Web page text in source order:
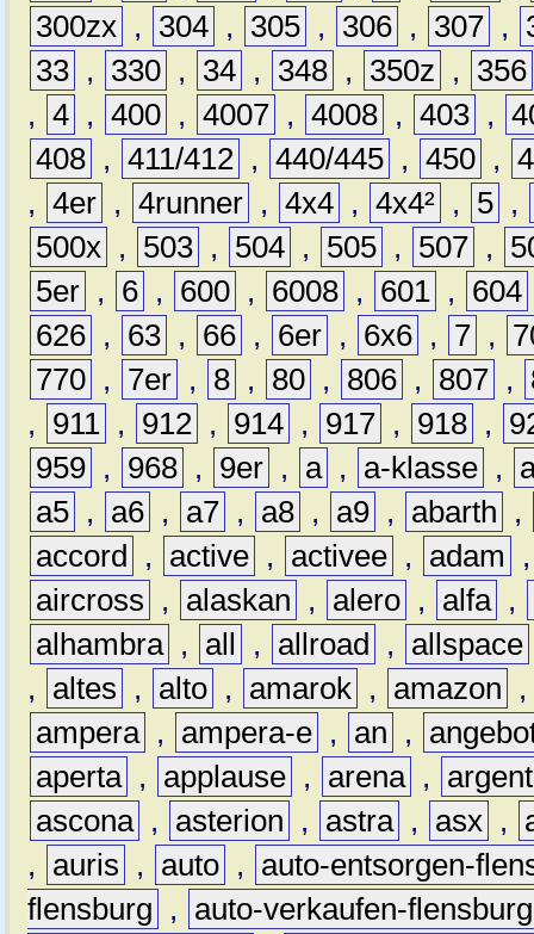
300zx , 304 , 305 , 306 , 307 ,
33 , 330 , 34 , 348 , 350z ,
356
, 4 , 400 , 4007 , 4008 , 403 ,
408 , 411/412 , 440/445 , 450 ,
, 4er , 4runner , 4x4 , 4x4² , 5 ,
500x , 503 , 504 , 505 , 507 ,
5er , 6 , 600 , 6008 , 601 , 604
626 , 63 , 66 , 6er , 6x6 , 7 ,
770 , 7er , 8 , 80 , 806 , 807 ,
,
911 , 912 , 914 , 917 , 918 ,
959 , 968 , 9er , a , a-klasse ,
a5 , a6 , a7 , a8 , a9 , abarth
,
accord
, active , activee , adam
aircross
, alaskan , alero , alfa ,
alhambra , all , allroad , allspace
,
altes , alto , amarok , amazon
ampera , ampera-e , an ,
aperta , applause , arena ,
ascona , asterion , astra , asx ,
,
auris , auto ,
auto-entsorgen-
flensburg
,
auto-verkaufen-flensburg